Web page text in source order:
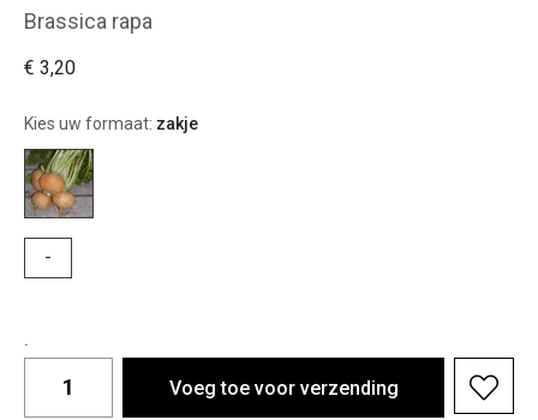
Brassica rapa
€ 3,20
Kies uw formaat: zakje
-
.
Voeg toe voor verzending